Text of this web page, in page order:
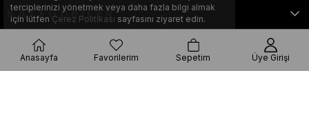
KATEGORİLER
Bu web sitesi, Nihat KILIÇARSLAN tarafından tasarlanmış ve optimize
terciplerinizi yönetmek veya daha fazla bilgi almak
için lütfen Çerez Politikası sayfasını ziyaret edin.
Anasayfa Favorilerim Sepetim Üye Girişi